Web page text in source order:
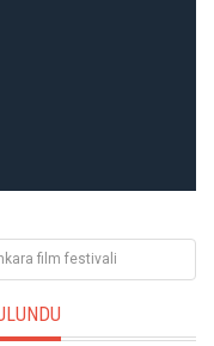
film festivali